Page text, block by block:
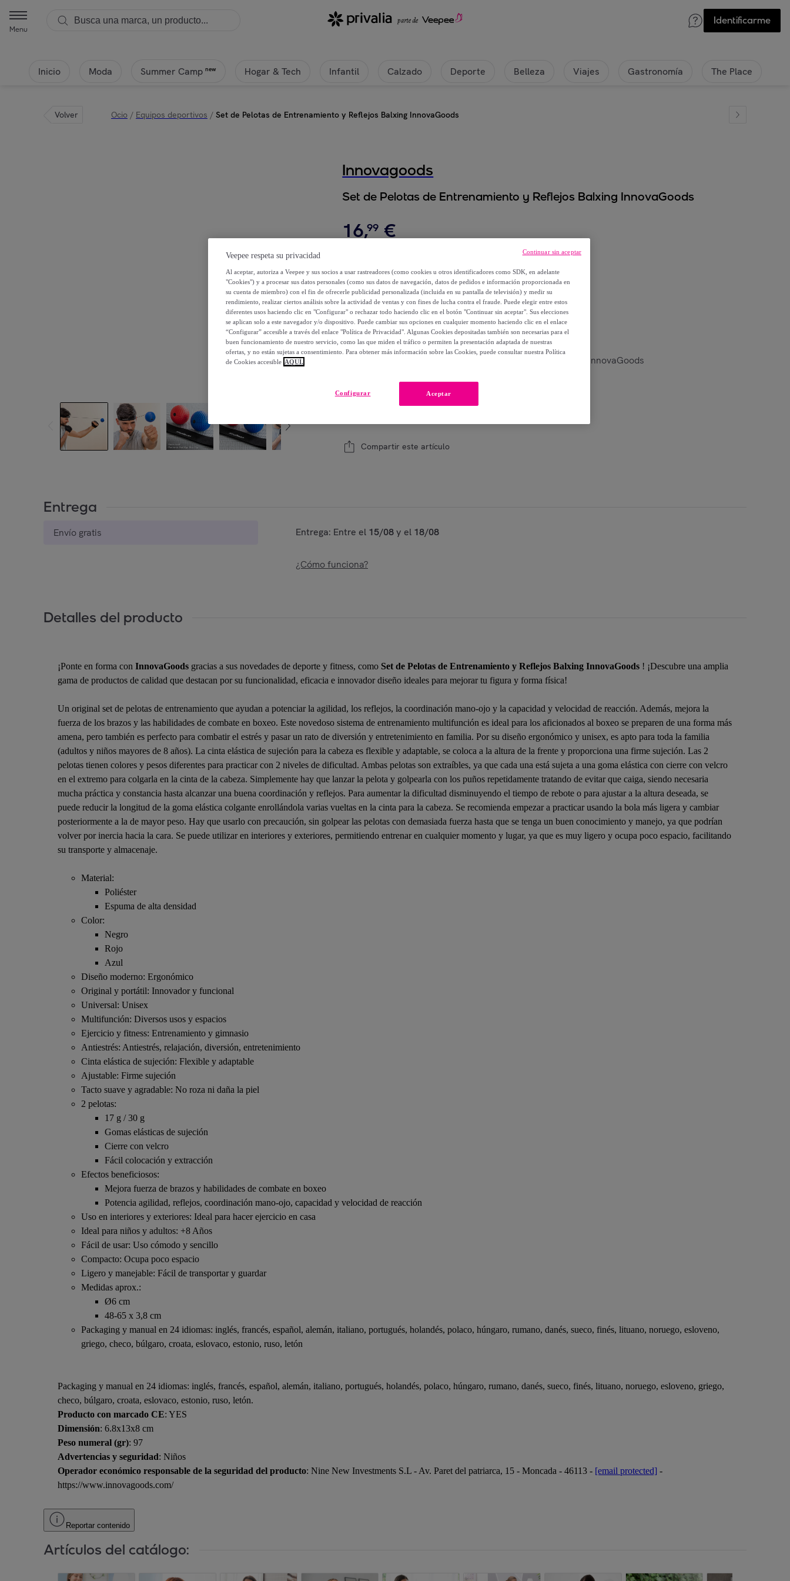
Menu
Identificarme
Inicio Moda Summer Camp new Hogar & Tech Infantil Calzado Deporte Belleza Viajes Gastronomía The Place
Volver Ocio / Equipos deportivos / Set de Pelotas de Entrenamiento y Reflejos Balxing InnovaGoods
Innovagoods
Set de Pelotas de Entrenamiento y Reflejos Balxing InnovaGoods
16,99 €
Posible recogida de tu antiguo producto,ver condiciones
Set de Pelotas de Entrenamiento y Reflejos Balxing InnovaGoods
Compartir este artículo
Entrega
Envío gratis Entrega: Entre el 15/08y el 18/08
¿Cómo funciona?
Detalles del producto
¡Ponte en forma con InnovaGoods gracias a sus novedades de deporte y fitness, como Set de Pelotas de Entrenamiento y Reflejos Balxing InnovaGoods ! ¡Descubre una amplia
gama de productos de calidad que destacan por su funcionalidad, eficacia e innovador diseño ideales para mejorar tu figura y forma física!
Un original set de pelotas de entrenamiento que ayudan a potenciar la agilidad, los reflejos, la coordinación mano-ojo y la capacidad y velocidad de reacción. Además, mejora la
fuerza de los brazos y las habilidades de combate en boxeo. Este novedoso sistema de entrenamiento multifunción es ideal para los aficionados al boxeo se preparen de una forma más
amena, pero también es perfecto para combatir el estrés y pasar un rato de diversión y entretenimiento en familia. Por su diseño ergonómico y unisex, es apto para toda la familia
(adultos y niños mayores de 8 años). La cinta elástica de sujeción para la cabeza es flexible y adaptable, se coloca a la altura de la frente y proporciona una firme sujeción. Las 2
pelotas tienen colores y pesos diferentes para practicar con 2 niveles de dificultad. Ambas pelotas son extraíbles, ya que cada una está sujeta a una goma elástica con cierre con velcro
en el extremo para colgarla en la cinta de la cabeza. Simplemente hay que lanzar la pelota y golpearla con los puños repetidamente tratando de evitar que caiga, siendo necesaria
mucha práctica y constancia hasta alcanzar una buena coordinación y reflejos. Para aumentar la dificultad disminuyendo el tiempo de rebote o para ajustar a la altura deseada, se
puede reducir la longitud de la goma elástica colgante enrollándola varias vueltas en la cinta para la cabeza. Se recomienda empezar a practicar usando la bola más ligera y cambiar
posteriormente a la de mayor peso. Hay que usarlo con precaución, sin golpear las pelotas con demasiada fuerza hasta que se tenga un buen conocimiento y manejo, ya que podrían
volver por inercia hacia la cara. Se puede utilizar en interiores y exteriores, permitiendo entrenar en cualquier momento y lugar, ya que es muy ligero y ocupa poco espacio, facilitando
su transporte y almacenaje.
Material:
Poliéster
Espuma de alta densidad
Color:
Negro
Rojo
Azul
Diseño moderno: Ergonómico
Original y portátil: Innovador y funcional
Universal: Unisex
Multifunción: Diversos usos y espacios
Ejercicio y fitness: Entrenamiento y gimnasio
Antiestrés: Antiestrés, relajación, diversión, entretenimiento
Cinta elástica de sujeción: Flexible y adaptable
Ajustable: Firme sujeción
Tacto suave y agradable: No roza ni daña la piel
2 pelotas:
17 g / 30 g
Gomas elásticas de sujeción
Cierre con velcro
Fácil colocación y extracción
Efectos beneficiosos:
Mejora fuerza de brazos y habilidades de combate en boxeo
Potencia agilidad, reflejos, coordinación mano-ojo, capacidad y velocidad de reacción
Uso en interiores y exteriores: Ideal para hacer ejercicio en casa
Ideal para niños y adultos: +8 Años
Fácil de usar: Uso cómodo y sencillo
Compacto: Ocupa poco espacio
Ligero y manejable: Fácil de transportar y guardar
Medidas aprox.:
Ø6 cm
48-65 x 3,8 cm
Packaging y manual en 24 idiomas: inglés, francés, español, alemán, italiano, portugués, holandés, polaco, húngaro, rumano, danés, sueco, finés, lituano, noruego, esloveno,
griego, checo, búlgaro, croata, eslovaco, estonio, ruso, letón
Packaging y manual en 24 idiomas: inglés, francés, español, alemán, italiano, portugués, holandés, polaco, húngaro, rumano, danés, sueco, finés, lituano, noruego, esloveno, griego,
checo, búlgaro, croata, eslovaco, estonio, ruso, letón.
Producto con marcado CE: YES
Dimensión: 6.8x13x8 cm
Peso numeral (gr): 97
Advertencias y seguridad: Niños
Operador económico responsable de la seguridad del producto: Nine New Investments S.L - Av. Paret del patriarca, 15 - Moncada - 46113 - [email protected] -
https://www.innovagoods.com/
Reportar contenido
Artículos del catálogo:
Veepee respeta su privacidad
Al aceptar, autoriza a Veepee y sus socios a usar rastreadores (como cookies u otros identificadores como SDK, en adelante
"Cookies") y a procesar sus datos personales (como sus datos de navegación, datos de pedidos e información proporcionada en
su cuenta de miembro) con el fin de ofrecerle publicidad personalizada (incluida en su pantalla de televisión) y medir su
rendimiento, realizar ciertos análisis sobre la actividad de ventas y con fines de lucha contra el fraude. Puede elegir entre estos
diferentes usos haciendo clic en "Configurar" o rechazar todo haciendo clic en el botón "Continuar sin aceptar". Sus elecciones
se aplican solo a este navegador y/o dispositivo. Puede cambiar sus opciones en cualquier momento haciendo clic en el enlace
“Configurar” accesible a través del enlace "Política de Privacidad". Algunas Cookies depositadas también son necesarias para el
buen funcionamiento de nuestro servicio, como las que miden el tráfico o permiten la presentación adaptada de nuestras
ofertas, y no están sujetas a consentimiento. Para obtener más información sobre las Cookies, puede consultar nuestra Política
de Cookies accesible AQUÍ.
Aceptar
Configurar
Continuar sin aceptar